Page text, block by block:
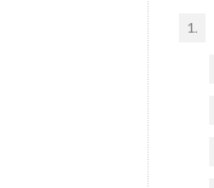
1.